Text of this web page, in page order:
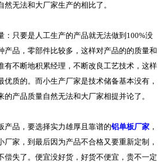
无法和大厂家生产的相比了。
只要是人工生产的产品就无法做到100%没
产品，零部件比较多，这样对产品的的质量和
有不断地积累经理，不断改良工艺技术，这样
优质的。而小生产厂家是技术储备基本没有，
产品质量自然无法和大厂家相提并论了。
品，要选择实力雄厚且靠谱的铝单板厂家 ，
厂家，到最后因为产品不合格又要重新定制，
偿失了。便宜没好货，好货不便宜，贵不一定